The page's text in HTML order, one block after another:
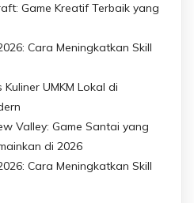
Game Kreatif Terbaik yang
Cara Meningkatkan Skill
UMKM Lokal di
Valley: Game Santai yang
di 2026
Cara Meningkatkan Skill